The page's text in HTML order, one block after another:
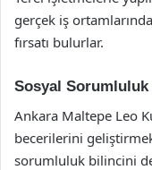
gerçek iş
fırsatı bulurlar.
Sosyal Sorumluluk
Ankara Maltepe Leo
becerilerini
sorumluluk bilincini